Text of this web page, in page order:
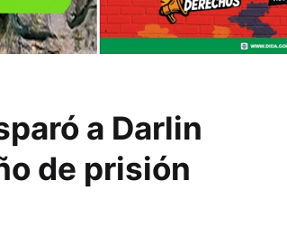
a Darlin
de prisión